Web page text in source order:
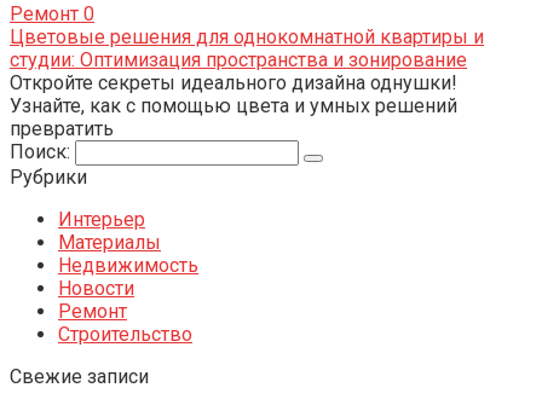
Ремонт 0
Цветовые решения для однокомнатной квартиры и
студии: Оптимизация пространства и зонирование
Откройте секреты идеального дизайна однушки!
Узнайте, как с помощью цвета и умных решений
превратить
Поиск:
Рубрики
Интерьер
Материалы
Недвижимость
Новости
Ремонт
Строительство
Свежие записи